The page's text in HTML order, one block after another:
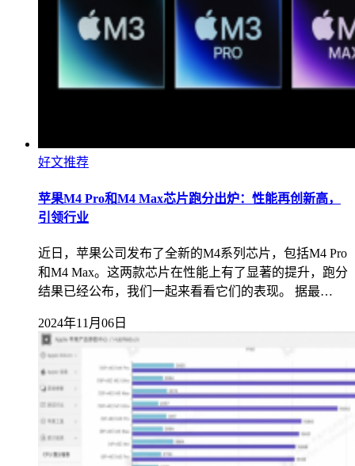
好文推荐
苹果M4 Pro和M4 Max芯片跑分出炉：性能再创新高，
引领行业
近日，苹果公司发布了全新的M4系列芯片，包括M4 Pro
和M4 Max。这两款芯片在性能上有了显著的提升，跑分
结果已经公布，我们一起来看看它们的表现。 据最…
2024年11月06日